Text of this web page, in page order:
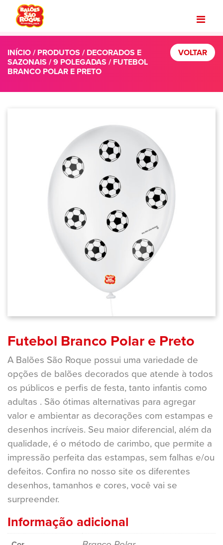
INÍCIO/PRODUTOS / DECORADOS E
SAZONAIS /9 POLEGADAS / FUTEBOL
BRANCO POLAR E PRETO
VOLTAR
Futebol Branco Polar e Preto
A Balões São Roque possui uma variedade de
opções de balões decorados que atende à todos
os públicos e perfis de festa, tanto infantis como
adultas . São ótimas alternativas para agregar
valor e ambientar as decorações com estampas e
desenhos incríveis. Seu maior diferencial, além da
qualidade, é o método de carimbo, que permite a
impressão perfeita das estampas, sem falhas e/ou
defeitos. Confira no nosso site os diferentes
desenhos, tamanhos e cores, você vai se
surpreender.
Informação adicional